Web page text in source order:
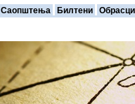
Саопштења Билтени Обрасци